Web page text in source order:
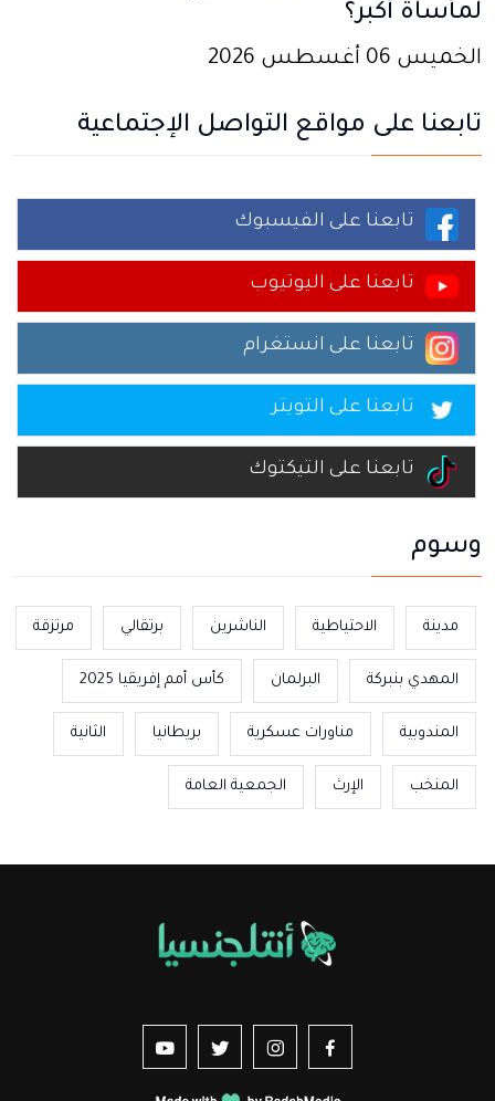
لمأساة أكبر؟
الخميس 06 أغسطس 2026
تابعنا على مواقع التواصل الإجتماعية
تابعنا على الفيسبوك
تابعنا على اليوتيوب
تابعنا على انستغرام
تابعنا على التويتر
تابعنا على التيكتوك
وسوم
مدينة الاحتياطية الناشرين برتقالي مرتزقة
المهدي بنبركة البرلمان كأس أمم إفريقيا 2025
المندوبية مناورات عسكرية بريطانيا الثانية
المنخب الإرث الجمعية العامة
Suivez-nous sur Facebook
nous sur Instagram
nous sur Twitter